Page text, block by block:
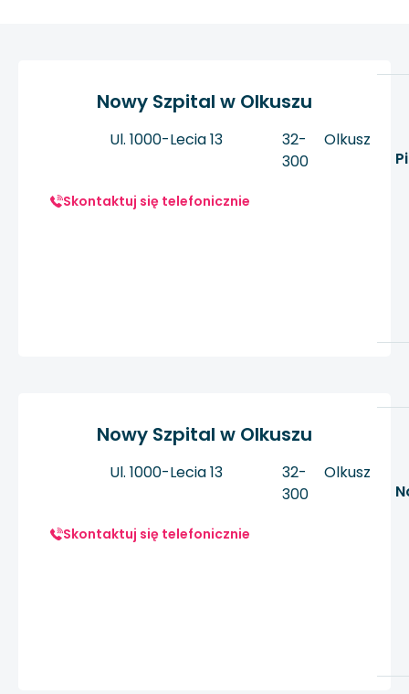
Nowy Szpital w Olkuszu
Ul. 1000-Lecia 13
32-
300
Olkusz
Skontaktuj się telefonicznie
Nowy Szpital w Olkuszu
Ul. 1000-Lecia 13
32-
300
Olkusz
Skontaktuj się telefonicznie